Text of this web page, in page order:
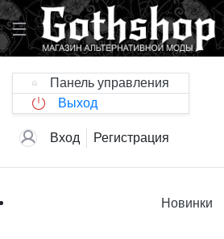
Панель управления
Выход
Вход Регистрация
Новинки